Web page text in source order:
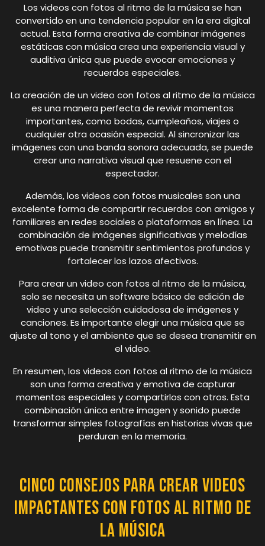
Los videos con fotos al ritmo de la música se han
convertido en una tendencia popular en la era digital
actual. Esta forma creativa de combinar imágenes
estáticas con música crea una experiencia visual y
auditiva única que puede evocar emociones y
recuerdos especiales.
La creación de un video con fotos al ritmo de la música
es una manera perfecta de revivir momentos
importantes, como bodas, cumpleaños, viajes o
cualquier otra ocasión especial. Al sincronizar las
imágenes con una banda sonora adecuada, se puede
crear una narrativa visual que resuene con el
espectador.
Además, los videos con fotos musicales son una
excelente forma de compartir recuerdos con amigos y
familiares en redes sociales o plataformas en línea. La
combinación de imágenes significativas y melodías
emotivas puede transmitir sentimientos profundos y
fortalecer los lazos afectivos.
Para crear un video con fotos al ritmo de la música,
solo se necesita un software básico de edición de
video y una selección cuidadosa de imágenes y
canciones. Es importante elegir una música que se
ajuste al tono y el ambiente que se desea transmitir en
el video.
En resumen, los videos con fotos al ritmo de la música
son una forma creativa y emotiva de capturar
momentos especiales y compartirlos con otros. Esta
combinación única entre imagen y sonido puede
transformar simples fotografías en historias vivas que
perduran en la memoria.
Cinco Consejos para Crear Videos
Impactantes con Fotos al Ritmo de
la Música